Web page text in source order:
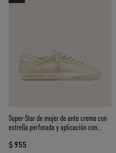
Super-Star de mujer de ante crema con
estrella perforada y aplicación con
$ 955